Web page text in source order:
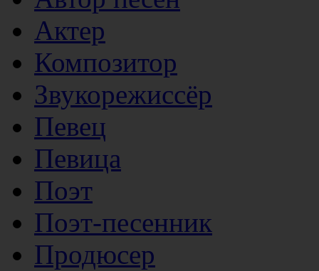
Актер
Композитор
Звукорежиссёр
Певец
Певица
Поэт
Поэт-песенник
Продюсер